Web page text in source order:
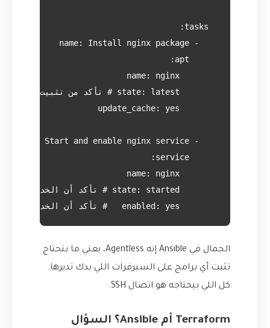
الجمال في Ansible إنه Agentless، يعني ما بتحتاج
تثبت أي برامج على السيرفرات اللي بدك تديرها.
كل اللي بيحتاجه هو اتصال SSH.
Terraform أم Ansible؟ السؤال